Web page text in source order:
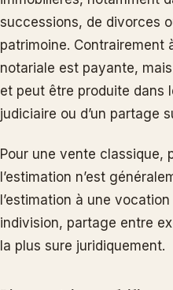
successions, de divorces
patrimoine. Contrairement
notariale est payante,
et peut être produite dans
judiciaire ou d’un partage
Pour une vente classique,
l’estimation n’est
l’estimation à une
indivision, partage entre
la plus sure juridiquement.